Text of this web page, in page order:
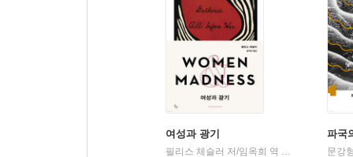
여성과 광기
필리스 체슬러 저/임옥희 역 | 위고
파국
문강